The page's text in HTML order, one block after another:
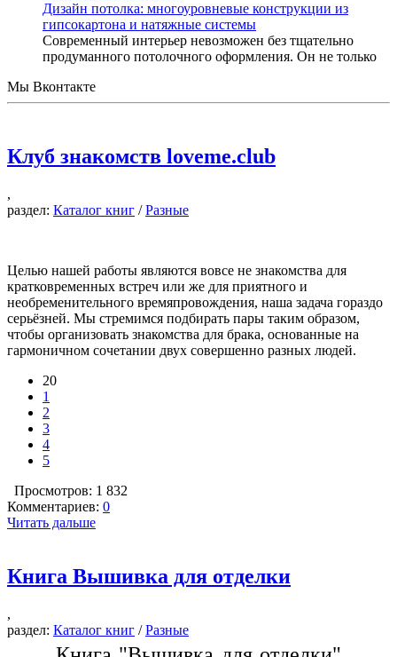
Дизайн потолка: многоуровневые конструкции из
гипсокартона и натяжные системы
Современный интерьер невозможен без тщательно
продуманного потолочного оформления. Он не только
Мы Вконтакте
Клуб знакомств loveme.club
,
раздел: Каталог книг /Разные
Целью нашей работы являются вовсе не знакомства для
кратковременных встреч или же для приятного и
необременительного времяпровождения, наша задача гораздо
серьёзней. Мы стремимся подбирать пары таким образом,
чтобы организовать знакомства для брака, основанные на
гармоничном сочетании двух совершенно разных людей.
20
1
2
3
4
5
Просмотров: 1 832
Комментариев: 0
Читать дальше
Книга Вышивка для отделки
,
раздел: Каталог книг /Разные